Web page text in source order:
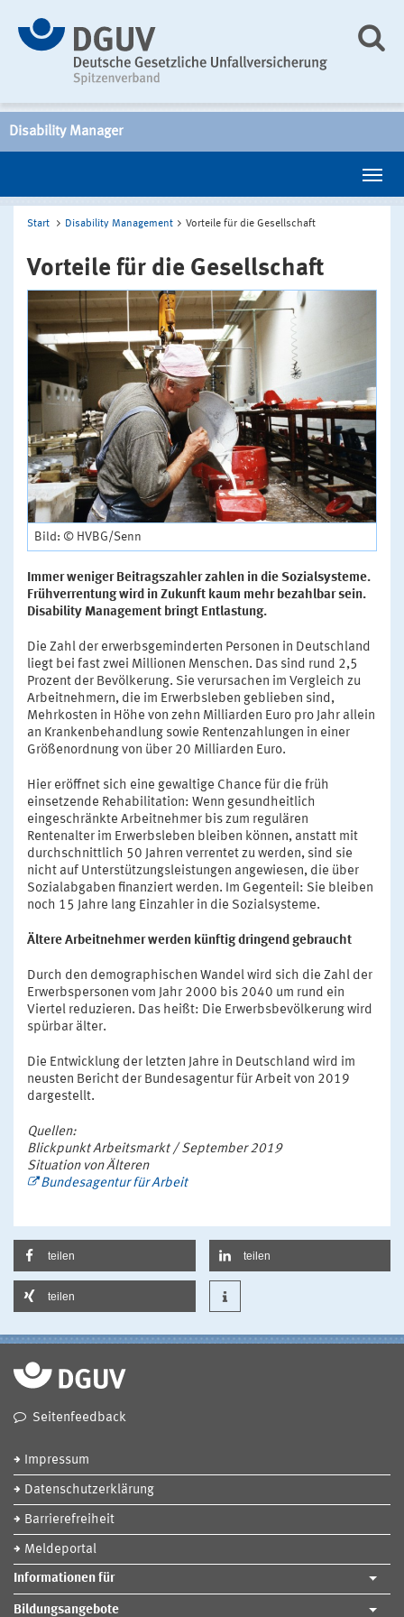
Disability Manager
Start Disability Management Vorteile für die Gesellschaft
Vorteile für die Gesellschaft
Bild: © HVBG/Senn
Immer weniger Beitragszahler zahlen in die Sozialsysteme.
Frühverrentung wird in Zukunft kaum mehr bezahlbar sein.
Disability Management bringt Entlastung.
Die Zahl der erwerbsgeminderten Personen in Deutschland
liegt bei fast zwei Millionen Menschen. Das sind rund 2,5
Prozent der Bevölkerung. Sie verursachen im Vergleich zu
Arbeitnehmern, die im Erwerbsleben geblieben sind,
Mehrkosten in Höhe von zehn Milliarden Euro pro Jahr allein
an Krankenbehandlung sowie Rentenzahlungen in einer
Größenordnung von über 20 Milliarden Euro.
Hier eröffnet sich eine gewaltige Chance für die früh
einsetzende Rehabilitation: Wenn gesundheitlich
eingeschränkte Arbeitnehmer bis zum regulären
Rentenalter im Erwerbsleben bleiben können, anstatt mit
durchschnittlich 50 Jahren verrentet zu werden, sind sie
nicht auf Unterstützungsleistungen angewiesen, die über
Sozialabgaben finanziert werden. Im Gegenteil: Sie bleiben
noch 15 Jahre lang Einzahler in die Sozialsysteme.
Ältere Arbeitnehmer werden künftig dringend gebraucht
Durch den demographischen Wandel wird sich die Zahl der
Erwerbspersonen vom Jahr 2000 bis 2040 um rund ein
Viertel reduzieren. Das heißt: Die Erwerbsbevölkerung wird
spürbar älter.
Die Entwicklung der letzten Jahre in Deutschland wird im
neusten Bericht der Bundesagentur für Arbeit von 2019
dargestellt.
Quellen:
Blickpunkt Arbeitsmarkt / September 2019
Situation von Älteren
Bundesagentur für Arbeit
teilen teilen
teilen
Seitenfeedback
Impressum
Datenschutzerklärung
Barrierefreiheit
Meldeportal
Informationen für
Bildungsangebote